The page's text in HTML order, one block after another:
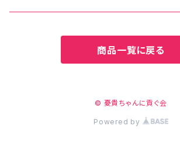
商品一覧に戻る
© 憂貴ちゃんに貢ぐ会
Powered by